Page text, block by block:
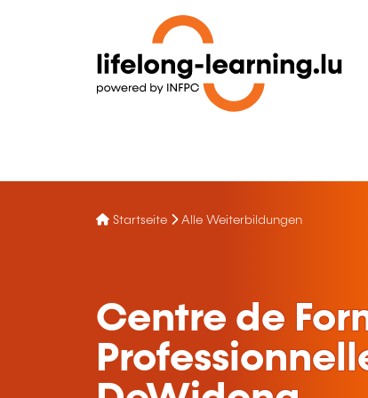
Startseite Alle Weiterbildungen
Centre de